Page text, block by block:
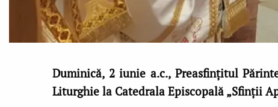
Duminică, 2 iunie a.c., Preasfinţitul
Liturghie la Catedrala Episcopală „Sfinţii